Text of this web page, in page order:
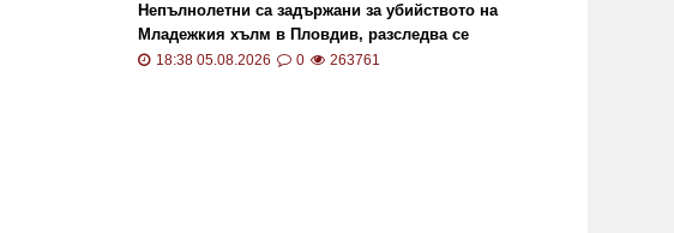
Непълнолетни са задържани за убийството на
Младежкия хълм в Пловдив, разследва се
хомофобски мотив
18:38 05.08.2026 0 263761